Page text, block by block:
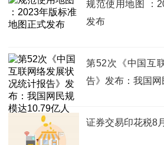
规范使用地图 ：
发布
第52次《中国互
告》发布：我国网
证券交易印花税8